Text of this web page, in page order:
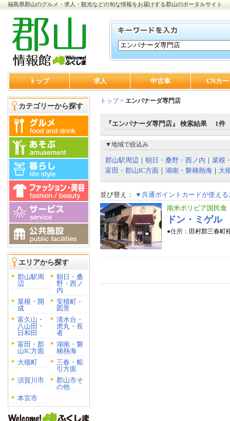
福島県郡山のグルメ・求人・観光などの旬な情報をお届けする郡山のポータルサイト
トップ 求人 中古車 CNカ
カテゴリーから探す
エリアから探す
郡山駅周
辺
朝日・桑
野・西ノ
内
菜根・開
成
安積町・
図景
富久山・
八山田・
日和田
清水台・
虎丸・長
者
富田・郡
山IC方面
湖南・磐
梯熱海
大槻町
三春・船
引方面
須賀川市
郡山市そ
の他
本宮市
トップ> エンパナーダ専門店
『エンパナーダ専門店』 検索結果 1件
▼地域で絞込み
郡山駅周辺 ｜ 朝日・桑野・西ノ内 ｜ 菜根
富田・郡山IC方面 ｜ 湖南・磐梯熱海 ｜ 大
並び替え：
▼共通ポイントカードが使える
南米ボリビア国民食
ドン・ミゲル
●住所： 田村郡三春町